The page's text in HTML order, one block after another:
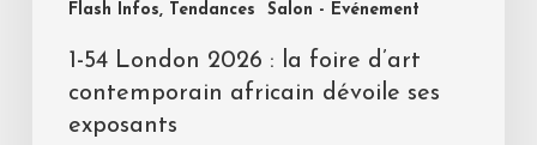
Flash Infos, Tendances Salon - Evénement
1-54 London 2026 : la foire d’art
contemporain africain dévoile ses
exposants